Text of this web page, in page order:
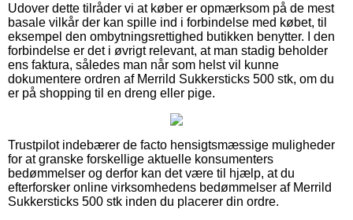
Udover dette tilråder vi at køber er opmærksom på de mest
basale vilkår der kan spille ind i forbindelse med købet, til
eksempel den ombytningsrettighed butikken benytter. I den
forbindelse er det i øvrigt relevant, at man stadig beholder
ens faktura, således man når som helst vil kunne
dokumentere ordren af Merrild Sukkersticks 500 stk, om du
er på shopping til en dreng eller pige.
Trustpilot indebærer de facto hensigtsmæssige muligheder
for at granske forskellige aktuelle konsumenters
bedømmelser og derfor kan det være til hjælp, at du
efterforsker online virksomhedens bedømmelser af Merrild
Sukkersticks 500 stk inden du placerer din ordre.